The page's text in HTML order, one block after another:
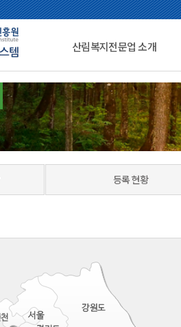
산림복지전문업 소개
등록 현황